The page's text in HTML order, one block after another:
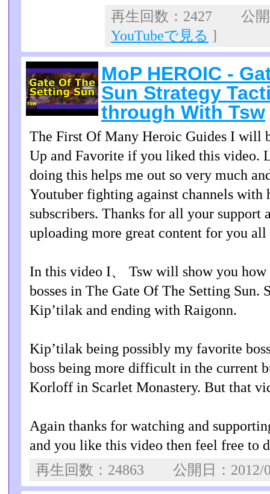
再生回数：2427 公
YouTubeで見る ]
MoP HEROIC -
Sun Strategy
through With Tsw
The First Of Many Heroic Guides I will
Up and Favorite if you liked this video.
doing this helps me out so very much
Youtuber fighting against channels with
subscribers. Thanks for all your
uploading more great content for you
In this video I、 Tsw will show you
bosses in The Gate Of The Setting Sun.
Kip’tilak and ending with Raigonn.
Kip’tilak being possibly my favorite
boss being more difficult in the current
Korloff in Scarlet Monastery. But that
Again thanks for watching and
and you like this video then feel free to
再生回数：24863 公開日：